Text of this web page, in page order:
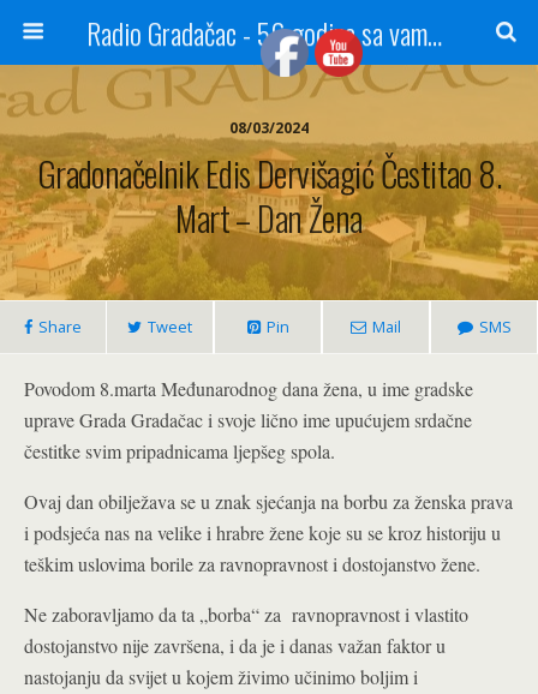
Radio Gradačac - 56 godina sa vama...
08/03/2024
Gradonačelnik Edis Dervišagić Čestitao 8.
Mart – Dan Žena
Share Tweet Pin Mail SMS
Povodom 8.marta Međunarodnog dana žena, u ime gradske
uprave Grada Gradačac i svoje lično ime upućujem srdačne
čestitke svim pripadnicama ljepšeg spola.
Ovaj dan obilježava se u znak sjećanja na borbu za ženska prava
i podsjeća nas na velike i hrabre žene koje su se kroz historiju u
teškim uslovima borile za ravnopravnost i dostojanstvo žene.
Ne zaboravljamo da ta „borba“ za ravnopravnost i vlastito
dostojanstvo nije završena, i da je i danas važan faktor u
nastojanju da svijet u kojem živimo učinimo boljim i